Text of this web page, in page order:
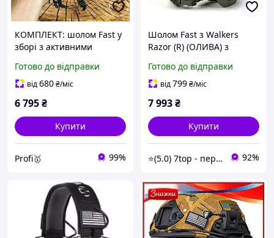
КОМПЛЕКТ: шолом Fast у
зборі з активними
кріплення чебурашка та
кавер.
Готово до відправки
від680₴/міс
6 795₴
Купити
Profi🥇 99%
Шолом Fast з Walkers
Razor (R) (ОЛИВА) з
військовий каска захисна
Готово до відправки
від799₴/міс
7 993₴
Купити
⭐️(5.0) 7top - перевірені топові товари та обслуговування 92%